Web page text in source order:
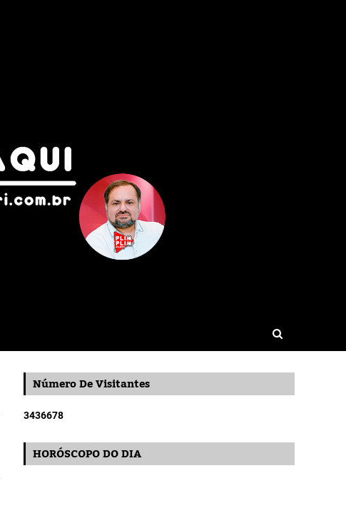
Número De Visitantes
3436678
HORÓSCOPO DO DIA